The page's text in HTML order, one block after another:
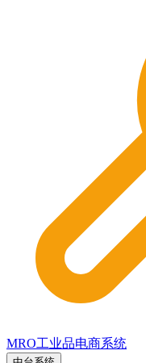
MRO工业品电商系统